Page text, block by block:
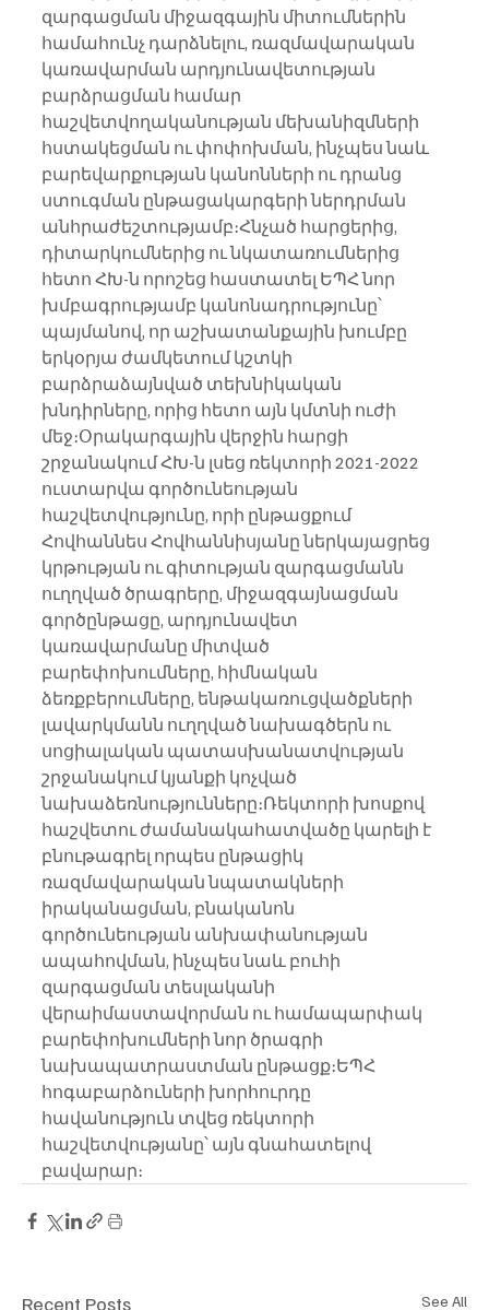
զարգացման միջազգային միտումներին
համահունչ դարձնելու, ռազմավարական
կառավարման արդյունավետության
բարձրացման համար
հաշվետվողականության մեխանիզմների
հստակեցման ու փոփոխման, ինչպես նաև
բարեվարքության կանոնների ու դրանց
ստուգման ընթացակարգերի ներդրման
անհրաժեշտությամբ։Հնչած հարցերից,
դիտարկումներից ու նկատառումներից
հետո ՀԽ-ն որոշեց հաստատել ԵՊՀ նոր
խմբագրությամբ կանոնադրությունը՝
պայմանով, որ աշխատանքային խումբը
երկօրյա ժամկետում կշտկի
բարձրաձայնված տեխնիկական
խնդիրները, որից հետո այն կմտնի ուժի
մեջ։Օրակարգային վերջին հարցի
շրջանակում ՀԽ-ն լսեց ռեկտորի 2021-2022
ուստարվա գործունեության
հաշվետվությունը, որի ընթացքում
Հովհաննես Հովհաննիսյանը ներկայացրեց
կրթության ու գիտության զարգացմանն
ուղղված ծրագրերը, միջազգայնացման
գործընթացը, արդյունավետ
կառավարմանը միտված
բարեփոխումները, հիմնական
ձեռքբերումները, ենթակառուցվածքների
լավարկմանն ուղղված նախագծերն ու
սոցիալական պատասխանատվության
շրջանակում կյանքի կոչված
նախաձեռնությունները։Ռեկտորի խոսքով
հաշվետու ժամանակահատվածը կարելի է
բնութագրել որպես ընթացիկ
ռազմավարական նպատակների
իրականացման, բնականոն
գործունեության անխափանության
ապահովման, ինչպես նաև բուհի
զարգացման տեսլականի
վերաիմաստավորման ու համապարփակ
բարեփոխումների նոր ծրագրի
նախապատրաստման ընթացք։ԵՊՀ
հոգաբարձուների խորհուրդը
հավանություն տվեց ռեկտորի
հաշվետվությանը՝ այն գնահատելով
բավարար։
Recent Posts See All